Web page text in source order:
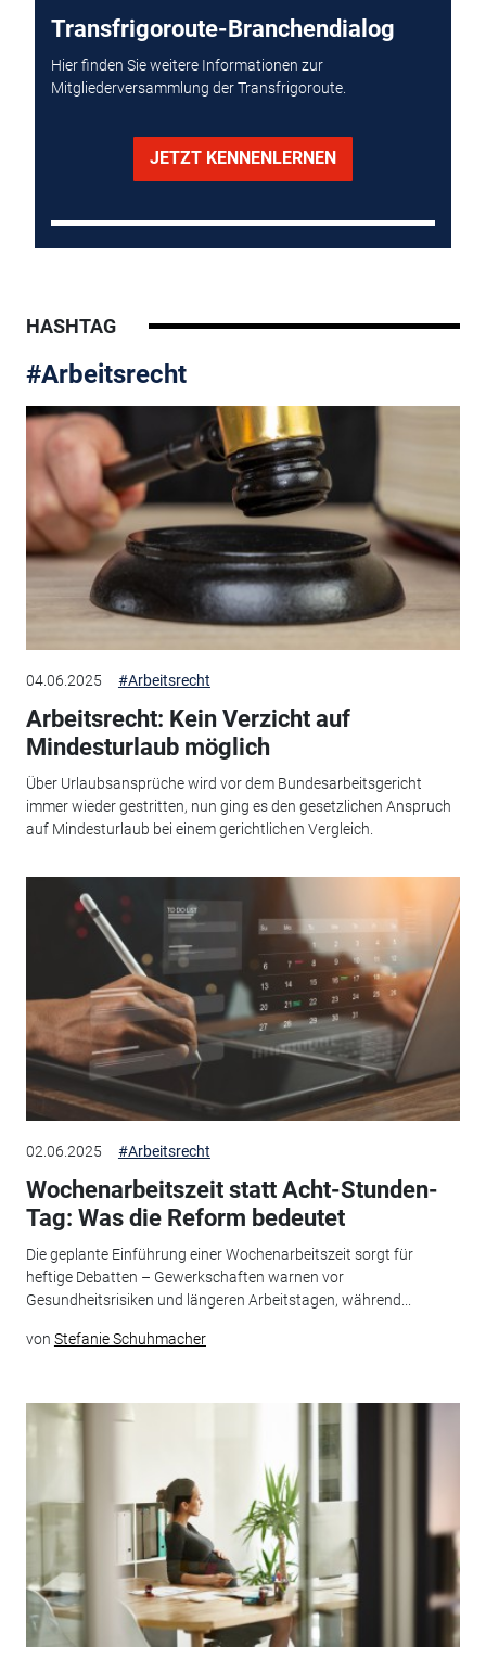
Transfrigoroute-Branchendialog
Hier finden Sie weitere Informationen zur
Mitgliederversammlung der Transfrigoroute.
JETZT KENNENLERNEN
HASHTAG
#Arbeitsrecht
04.06.2025 #Arbeitsrecht
Arbeitsrecht: Kein Verzicht auf
Mindesturlaub möglich
Über Urlaubsansprüche wird vor dem Bundesarbeitsgericht
immer wieder gestritten, nun ging es den gesetzlichen Anspruch
auf Mindesturlaub bei einem gerichtlichen Vergleich.
02.06.2025 #Arbeitsrecht
Wochenarbeitszeit statt Acht-Stunden-
Tag: Was die Reform bedeutet
Die geplante Einführung einer Wochenarbeitszeit sorgt für
heftige Debatten – Gewerkschaften warnen vor
Gesundheitsrisiken und längeren Arbeitstagen, während...
von Stefanie Schuhmacher